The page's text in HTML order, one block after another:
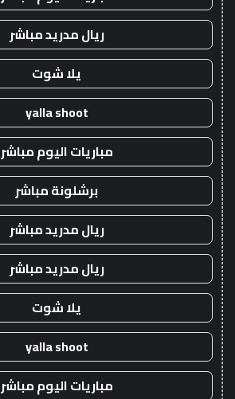
ريال مدريد مباشر
يلا شوت
yalla shoot
مباريات اليوم مباشر
برشلونة مباشر
ريال مدريد مباشر
ريال مدريد مباشر
يلا شوت
yalla shoot
مباريات اليوم مباشر